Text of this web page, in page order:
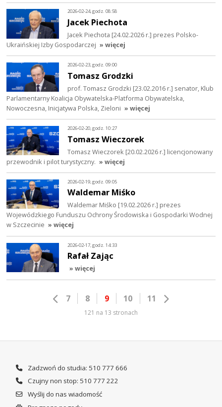
2026-02-24, godz. 08:58
Jacek Piechota
Jacek Piechota [24.02.2026 r.] prezes Polsko-
Ukraińskiej Izby Gospodarczej » więcej
2026-02-23, godz. 09:00
Tomasz Grodzki
prof. Tomasz Grodzki [23.02.2016 r.] senator, Klub
Parlamentarny Koalicja Obywatelska-Platforma Obywatelska,
Nowoczesna, Inicjatywa Polska, Zieloni » więcej
2026-02-20, godz. 10:27
Tomasz Wieczorek
Tomasz Wieczorek [20.02.2026 r.] licencjonowany
przewodnik i pilot turystyczny. » więcej
2026-02-19, godz. 09:05
Waldemar Miśko
Waldemar Miśko [19.02.2026 r.] prezes
Wojewódzkiego Funduszu Ochrony Środowiska i Gospodarki Wodnej
w Szczecinie » więcej
2026-02-17, godz. 14:33
Rafał Zając
» więcej
7 8 9 10 11
121 na 13 stronach
Zadzwoń do studia: 510 777 666
Czujny non stop: 510 777 222
Wyślij do nas wiadomość